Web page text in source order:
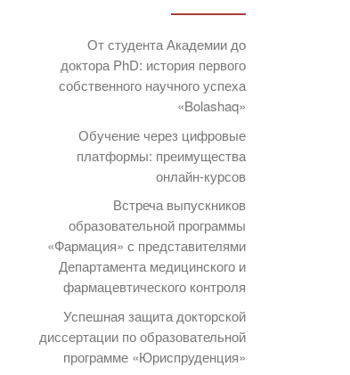
От студента Академии до
доктора PhD: история первого
собственного научного успеха
«Bolashaq»
Обучение через цифровые
платформы: преимущества
онлайн-курсов
Встреча выпускников
образовательной программы
«Фармация» с представителями
Департамента медицинского и
фармацевтического контроля
Успешная защита докторской
диссертации по образовательной
программе «Юриспруденция»